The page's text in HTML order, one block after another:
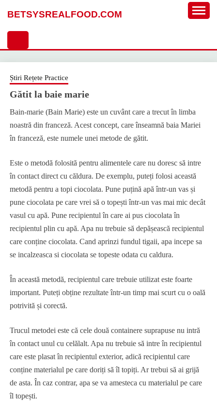
BETSYSREALFOOD.COM
Știri Rețete Practice
Gătit la baie marie
Bain-marie (Bain Marie) este un cuvânt care a trecut în limba
noastră din franceză. Acest concept, care înseamnă baia Mariei
în franceză, este numele unei metode de gătit.
Este o metodă folosită pentru alimentele care nu doresc să intre
în contact direct cu căldura. De exemplu, puteți folosi această
metodă pentru a topi ciocolata. Pune puțină apă într-un vas și
pune ciocolata pe care vrei să o topești într-un vas mai mic decât
vasul cu apă. Pune recipientul în care ai pus ciocolata în
recipientul plin cu apă. Apa nu trebuie să depășească recipientul
care conține ciocolata. Cand aprinzi fundul tigaii, apa incepe sa
se incalzeasca si ciocolata se topeste odata cu caldura.
În această metodă, recipientul care trebuie utilizat este foarte
important. Puteți obține rezultate într-un timp mai scurt cu o oală
potrivită și corectă.
Trucul metodei este că cele două containere suprapuse nu intră
în contact unul cu celălalt. Apa nu trebuie să intre în recipientul
care este plasat în recipientul exterior, adică recipientul care
conține materialul pe care doriți să îl topiți. Ar trebui să ai grijă
de asta. În caz contrar, apa se va amesteca cu materialul pe care
îl topești.